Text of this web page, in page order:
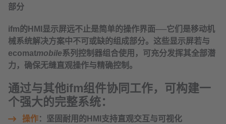
部分
ifm的HMI显示屏远不止是简单的操作界面──它们是移动机
械系统解决方案中不可或缺的组成部分。这些显示屏若与
ecomatmobile系列控制器组合使用，可充分发挥其全部潜
力，确保无缝直观操作与精确控制。
通过与其他ifm组件协同工作，可构建一
个强大的完整系统：
操作：
坚固耐用的HMI支持直观交互与可视化